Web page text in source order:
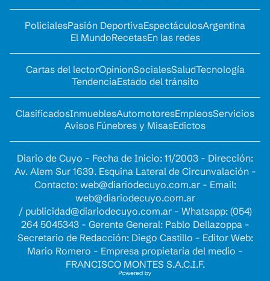
PolicialesPasión DeportivaEspectáculosArgentina
El MundoRecetasEn las redes
Cartas del lectorOpinionSocialesSaludTecnología
TendenciaEstado del tránsito
ClasificadosInmueblesAutomotoresEmpleosServicios
Avisos Fúnebres y MisasEdictos
Diario de Cuyo - Fecha de Inicio: 11/2003 - Dirección:
Av. Alem Sur 1639. Esquina Lateral de Circunvalación -
Contacto: web@diariodecuyo.com.ar- Email:
web@diariodecuyo.com.ar
/ publicidad@diariodecuyo.com.ar- Whatsapp: (054)
264 5045343 - Gerente General: Pablo Dellazoppa -
Secretario de Redacción: Diego Castillo - Editor Web:
Mario Romero - Empresa propietaria del medio -
FRANCISCO MONTES S.A.C.I.F.